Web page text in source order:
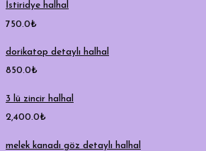
İstiridye halhal
750.0₺
dorikatop detaylı halhal
850.0₺
3 lü zincir halhal
2,400.0₺
melek kanadı göz detaylı halhal